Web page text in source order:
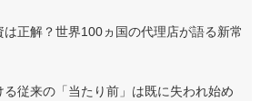
は正解？世界100ヵ国の代理店が語る新常
る従来の「当たり前」は既に失われ始め